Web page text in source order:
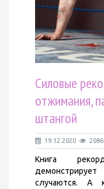
Силовые
отжимания,
штангой
19.12.2020
Книга
случаются. А